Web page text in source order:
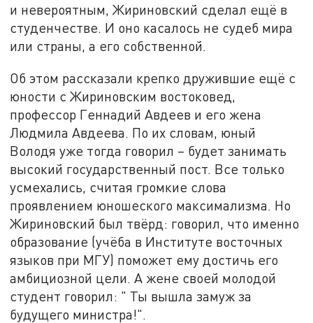
и невероятным, Жириновский сделал ещё в
студенчестве. И оно касалось не судеб мира
или страны, а его собственной.
Об этом рассказали крепко дружившие ещё с
юности с Жириновским востоковед,
профессор Геннадий Авдеев и его жена
Людмила Авдеева. По их словам, юный
Володя уже тогда говорил – будет занимать
высокий государственный пост. Все только
усмехались, считая громкие слова
проявлением юношеского максимализма. Но
Жириновский был твёрд: говорил, что именно
образование (учёба в Институте восточных
языков при МГУ) поможет ему достичь его
амбициозной цели. А жене своей молодой
студент говорил: " Ты вышла замуж за
будущего министра!".